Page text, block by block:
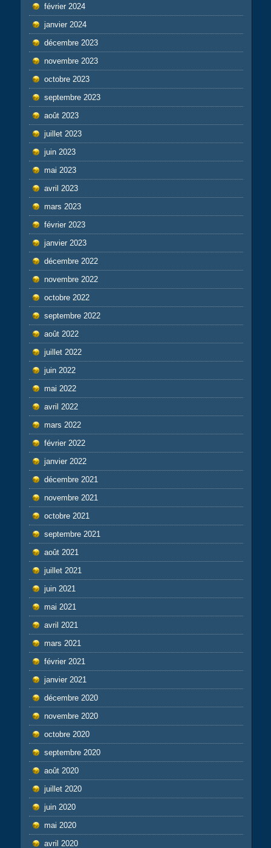
février 2024
janvier 2024
décembre 2023
novembre 2023
octobre 2023
septembre 2023
août 2023
juillet 2023
juin 2023
mai 2023
avril 2023
mars 2023
février 2023
janvier 2023
décembre 2022
novembre 2022
octobre 2022
septembre 2022
août 2022
juillet 2022
juin 2022
mai 2022
avril 2022
mars 2022
février 2022
janvier 2022
décembre 2021
novembre 2021
octobre 2021
septembre 2021
août 2021
juillet 2021
juin 2021
mai 2021
avril 2021
mars 2021
février 2021
janvier 2021
décembre 2020
novembre 2020
octobre 2020
septembre 2020
août 2020
juillet 2020
juin 2020
mai 2020
avril 2020